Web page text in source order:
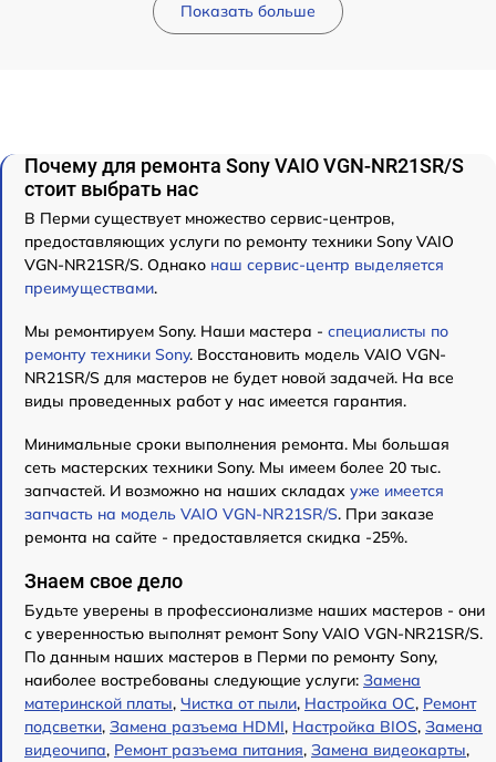
Показать больше
Почему для ремонта Sony VAIO VGN-NR21SR/S
стоит выбрать нас
В Перми существует множество сервис-центров,
предоставляющих услуги по ремонту техники Sony VAIO
VGN-NR21SR/S. Однако наш сервис-центр выделяется
преимуществами.
Мы ремонтируем Sony. Наши мастера - специалисты по
ремонту техники Sony. Восстановить модель VAIO VGN-
NR21SR/S для мастеров не будет новой задачей. На все
виды проведенных работ у нас имеется гарантия.
Минимальные сроки выполнения ремонта. Мы большая
сеть мастерских техники Sony. Мы имеем более 20 тыс.
запчастей. И возможно на наших складах уже имеется
запчасть на модель VAIO VGN-NR21SR/S. При заказе
ремонта на сайте - предоставляется скидка -25%.
Знаем свое дело
Будьте уверены в профессионализме наших мастеров - они
с уверенностью выполнят ремонт Sony VAIO VGN-NR21SR/S.
По данным наших мастеров в Перми по ремонту Sony,
наиболее востребованы следующие услуги: Замена
материнской платы, Чистка от пыли, Настройка ОС, Ремонт
подсветки, Замена разъема HDMI, Настройка BIOS, Замена
видеочипа, Ремонт разъема питания, Замена видеокарты,